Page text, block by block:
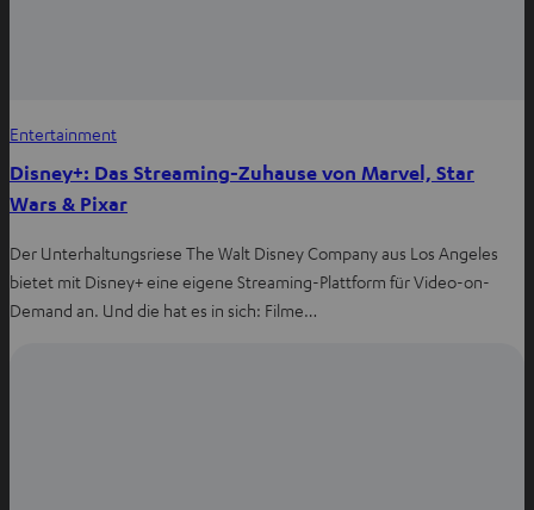
Entertainment
Disney+: Das Streaming-Zuhause von Marvel, Star
Wars & Pixar
Der Unterhaltungsriese The Walt Disney Company aus Los Angeles
bietet mit Disney+ eine eigene Streaming-Plattform für Video-on-
Demand an. Und die hat es in sich: Filme…